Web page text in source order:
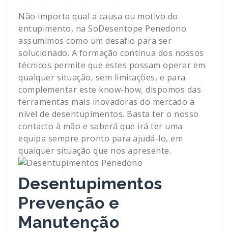
Não importa qual a causa ou motivo do
entupimento, na SoDesentope Penedono
assumimos como um desafio para ser
solucionado. A formação contínua dos nossos
técnicos permite que estes possam operar em
qualquer situação, sem limitações, e para
complementar este know-how, dispomos das
ferramentas mais inovadoras do mercado a
nível de desentupimentos. Basta ter o nosso
contacto à mão e saberá que irá ter uma
equipa sempre pronto para ajudá-lo, em
qualquer situação que nos apresente.
Desentupimentos
Prevenção e
Manutenção